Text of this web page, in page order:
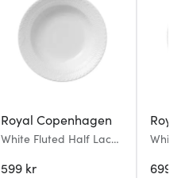
Royal Copenhagen
White Fluted Half Lace
599 kr 699